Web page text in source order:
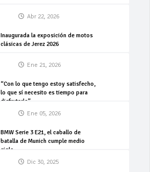
Abr 22, 2026
Inaugurada la exposición de motos
clásicas de Jerez 2026
Ene 21, 2026
“Con lo que tengo estoy satisfecho,
lo que sí necesito es tiempo para
disfrutarlo”
Ene 05, 2026
BMW Serie 3 E21, el caballo de
batalla de Munich cumple medio
siglo
Dic 30, 2025